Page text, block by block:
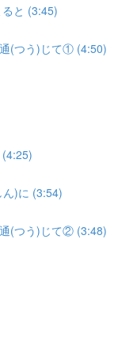
と (3:45)
(つう)じて① (4:50)
)に (3:54)
(つう)じて② (3:48)